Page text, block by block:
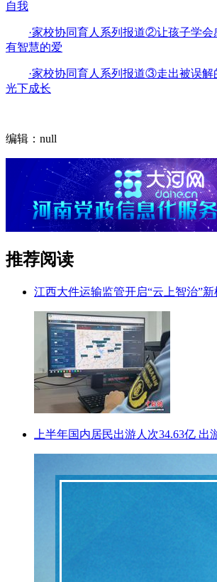
自我
·家校协同育人系列报道②让孩子学会
有智慧的爱
·家校协同育人系列报道③走出被误解
光下成长
编辑：null
推荐阅读
江西大件运输监管开启“云上智治”新
上半年国内居民出游人次34.63亿 出